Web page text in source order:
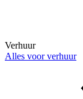
Verhuur
Alles voor verhuur